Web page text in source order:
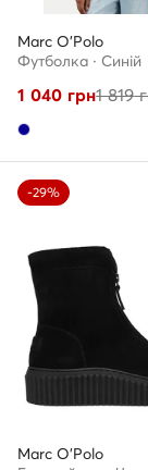
Marc O'Polo
Футболка · Cиній
1 040 грн1 819
-29%
Marc O'Polo